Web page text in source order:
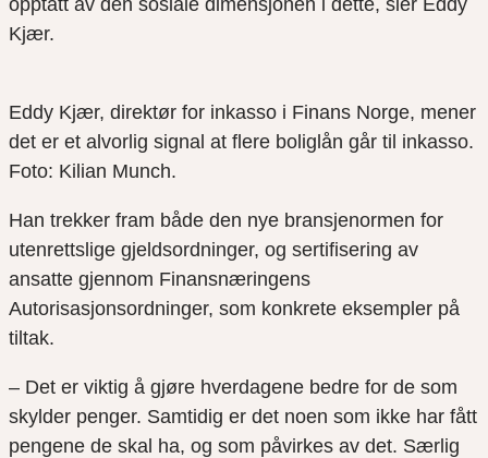
Kjær.
Eddy Kjær, direktør for inkasso i Finans Norge, mener
det er et alvorlig signal at flere boliglån går til inkasso.
Foto: Kilian Munch.
Han trekker fram både den nye bransjenormen for
utenrettslige gjeldsordninger, og sertifisering av
ansatte gjennom Finansnæringens
Autorisasjonsordninger, som konkrete eksempler på
tiltak.
– Det er viktig å gjøre hverdagene bedre for de som
skylder penger. Samtidig er det noen som ikke har fått
pengene de skal ha, og som påvirkes av det. Særlig